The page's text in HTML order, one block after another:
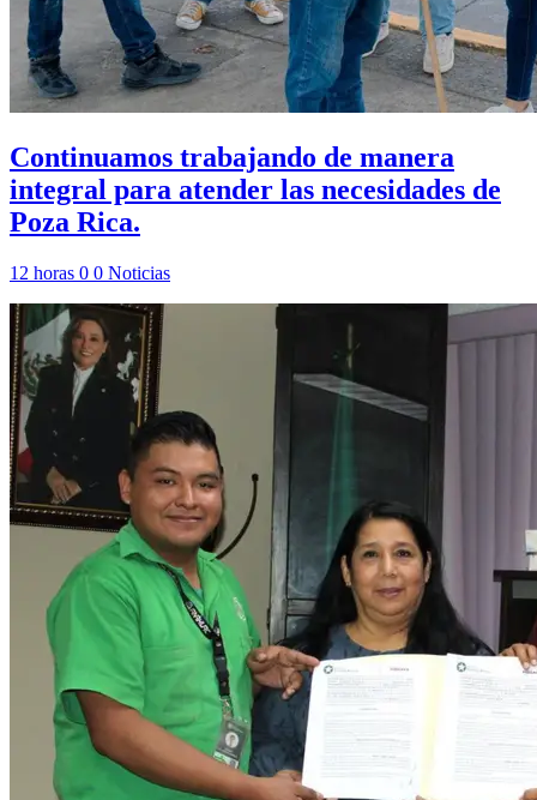
Continuamos trabajando de manera
integral para atender las necesidades de
Poza Rica.
12 horas 0 0 Noticias